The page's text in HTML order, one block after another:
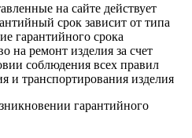
на сайте действует
срок зависит от типа
гарантийного срока
на ремонт изделия за счет
соблюдения всех правил
и транспортирования изделия
гарантийного